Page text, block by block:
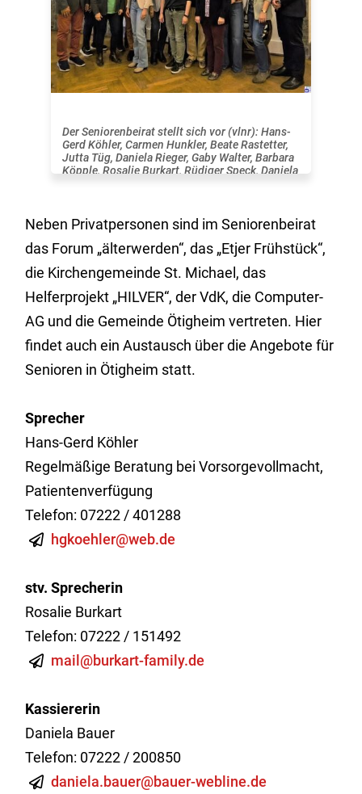
Der Seniorenbeirat stellt sich vor (vlnr): Hans-
Gerd Köhler, Carmen Hunkler, Beate Rastetter,
Jutta Tüg, Daniela Rieger, Gaby Walter, Barbara
Köpple, Rosalie Burkart, Rüdiger Speck, Daniela
Neben Privatpersonen sind im Seniorenbeirat
das Forum „älterwerden“, das „Etjer Frühstück“,
die Kirchengemeinde St. Michael, das
Helferprojekt „HILVER“, der VdK, die Computer-
AG und die Gemeinde Ötigheim vertreten. Hier
findet auch ein Austausch über die Angebote für
Senioren in Ötigheim statt.
Sprecher
Hans-Gerd Köhler
Regelmäßige Beratung bei Vorsorgevollmacht,
Patientenverfügung
Telefon: 07222 / 401288
hgkoehler@web.de
stv. Sprecherin
Rosalie Burkart
Telefon: 07222 / 151492
mail@burkart-family.de
Kassiererin
Daniela Bauer
Telefon: 07222 / 200850
daniela.bauer@bauer-webline.de